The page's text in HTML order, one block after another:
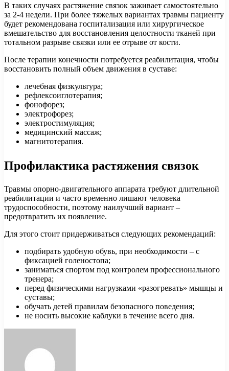
В таких случаях растяжение связок заживает самостоятельно
за 2-4 недели. При более тяжелых вариантах травмы пациенту
будет рекомендована госпитализация или хирургическое
вмешательство для восстановления целостности тканей при
тотальном разрыве связки или ее отрыве от кости.
После терапии конечности потребуется реабилитация, чтобы
восстановить полный объем движения в суставе:
лечебная физкультура;
рефлексоиглотерапия;
фонофорез;
электрофорез;
электростимуляция;
медицинский массаж;
магнитотерапия.
Профилактика растяжения связок
Травмы опорно-двигательного аппарата требуют длительной
реабилитации и часто временно лишают человека
трудоспособности, поэтому наилучший вариант –
предотвратить их появление.
Для этого стоит придерживаться следующих рекомендаций:
подбирать удобную обувь, при необходимости – с
фиксацией голеностопа;
заниматься спортом под контролем профессионального
тренера;
перед физическими нагрузками «разогревать» мышцы и
суставы;
обучать детей правилам безопасного поведения;
не носить высокие каблуки в течение всего дня.